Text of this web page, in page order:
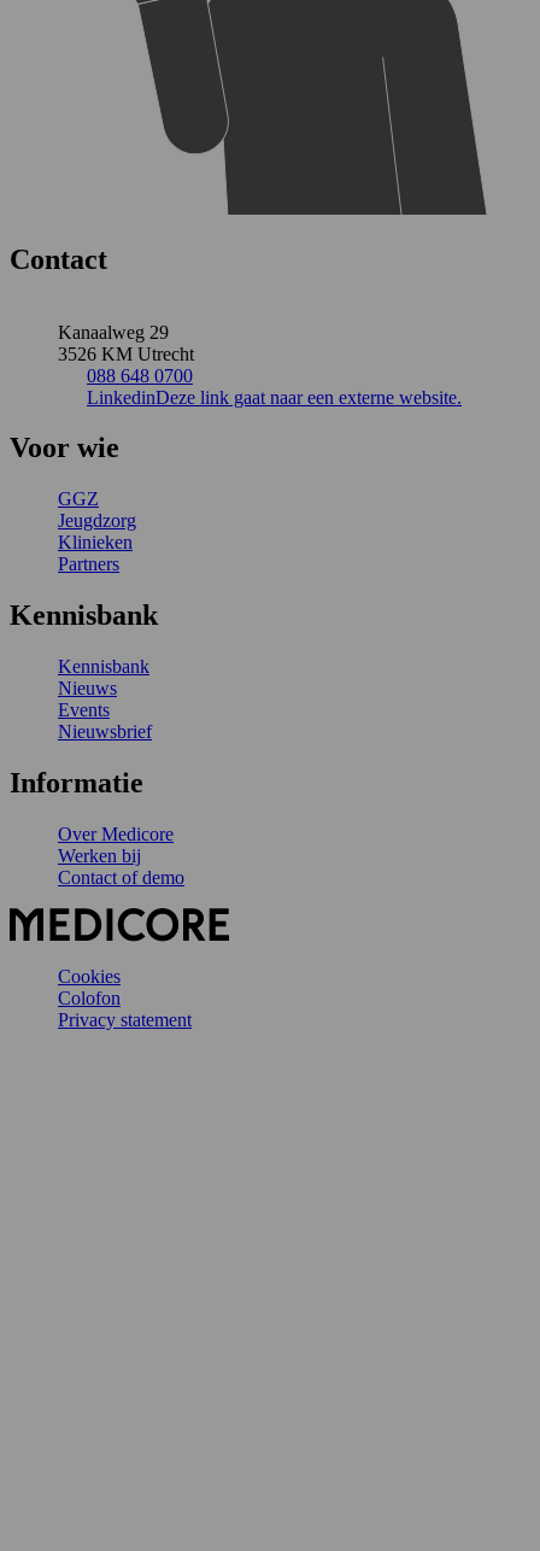
Contact
Kanaalweg 29
3526 KM Utrecht
088 648 0700
LinkedinDeze link gaat naar een externe website.
Voor wie
GGZ
Jeugdzorg
Klinieken
Partners
Kennisbank
Kennisbank
Nieuws
Events
Nieuwsbrief
Informatie
Over Medicore
Werken bij
Contact of demo
Cookies
Colofon
Privacy statement